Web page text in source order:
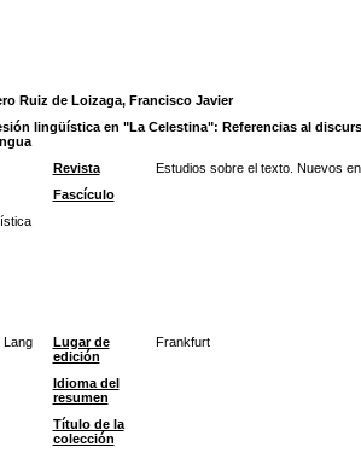
Ruiz de Loizaga, Francisco Javier
lingüística en "La Celestina": Referencias al
Revista
Estudios sobre el texto. Nuevos
Fascículo
Lang
Lugar de
edición
Frankfurt
Idioma del
resumen
Título de la
colección